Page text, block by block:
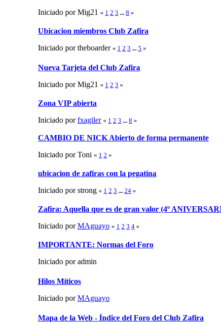
Iniciado por Mig21 « 1 2 3 ... 8 »
Ubicacion miembros Club Zafira
Iniciado por theboarder « 1 2 3 ... 5 »
Nueva Tarjeta del Club Zafira
Iniciado por Mig21 « 1 2 3 »
Zona VIP abierta
Iniciado porfxagiler « 1 2 3 ... 8 »
CAMBIO DE NICK Abierto de forma permanente
Iniciado por Toni « 1 2 »
ubicacion de zafiras con la pegatina
Iniciado por strong « 1 2 3 ... 24 »
Zafira: Aquella que es de gran valor (4º
Iniciado porMAguayo « 1 2 3 4 »
IMPORTANTE: Normas del Foro
Iniciado por admin
Hilos Míticos
Iniciado porMAguayo
Mapa de la Web - Índice del Foro del Club Zafira